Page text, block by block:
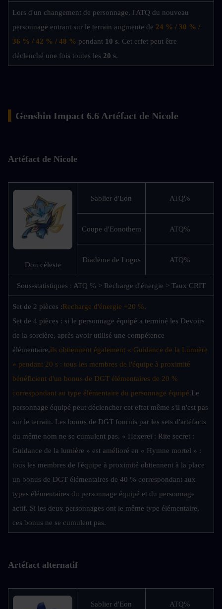
Lors d'un changement de personnage, l'ATQ du nouveau
personnage entrant sur le terrain augmente de 24 % / 30 % /
36 % / 42 % / 48 % pendant 10 s. Cet effet peut être
déclenché une fois toutes les 20 s.
Genshin Impact 6.6 Artéfact de Nicole
Artéfact de Nicole
Don céleste
Sablier d'Eon ATQ%
Coupe d'Eonothem ATQ%
Diadème de Logos ATQ%
Sous-statistiques : ATQ % > Recharge d'énergie > Taux CRIT
Set de 2 pièces :Recharge d'énergie +20 %.
Set de 4 pièces : si le personnage équipé a terminé les Devoirs
de la sorcière, après avoir utilisé une compétence
élémentaire,ils obtiennent également « Guidance de la Lumière
» pendant 20 s : tous les membres de l'équipe à proximité
bénéficient d'un bonus de DGT élémentaires de 20 %
correspondant au type élémentaire du personnage équipé.Le
personnage équipé peut déclencher cet effet même s'il n'est pas
sur le terrain. Les bonus de DGT fournis par les sets d'artéfacts
du même nom ne se cumulent pas. « Hexerei : Rite secret :
Guidance de la lumière » est amélioré en « Hymne mortel » :
tous les membres de l'équipe à proximité obtiennent à la place
un bonus de DGT élémentaires de 40 % correspondant aux
types élémentaires du personnage équipé et du personnage
actif. Si les deux personnages ont le même type élémentaire,
ces bonus ne se cumulent pas.
Artéfact alternatif
Sablier d'Eon ATQ%